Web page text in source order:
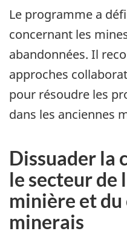
Le programme a
concernant les
abandonnées. Il
approches
pour résoudre les
dans les anciennes
Dissuader la
le secteur de
minière et du
minerais